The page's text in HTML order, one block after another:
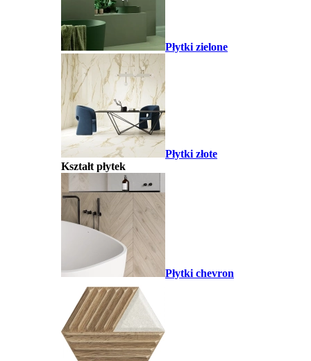
Płytki zielone
Płytki złote
Kształt płytek
Płytki chevron